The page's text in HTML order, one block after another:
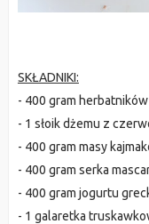
SKŁADNIKI:
- 400 gram
- 1 słoik dżemu z
- 400 gram masy
- 400 gram serka
- 400 gram jogurtu
- 1 galaretka